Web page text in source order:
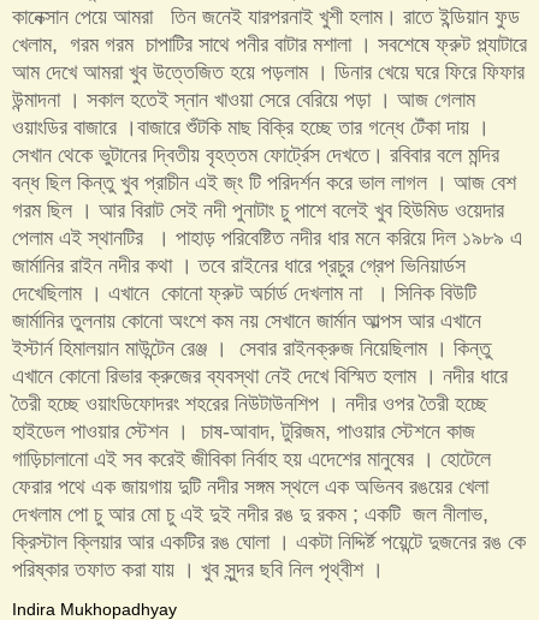
কানেক্সান পেয়ে আমরা তিন জনেই যারপরনাই খুশী হলাম। রাতে ইন্ডিয়ান ফুড
খেলাম, গরম গরম চাপাটির সাথে পনীর বাটার মশালা । সবশেষে ফ্রুট প্ল্যাটারে
আম দেখে আমরা খুব উত্তেজিত হয়ে পড়লাম । ডিনার খেয়ে ঘরে ফিরে ফিফার
উন্মাদনা । সকাল হতেই স্নান খাওয়া সেরে বেরিয়ে পড়া । আজ গেলাম
ওয়াংডির বাজারে ।বাজারে শুঁটকি মাছ বিক্রি হচ্ছে তার গন্ধে টেঁকা দায় ।
সেখান থেকে ভুটানের দ্বিতীয় বৃহত্তম ফোর্ট্রেস দেখতে। রবিবার বলে মন্দির
বন্ধ ছিল কিন্তু খুব প্রাচীন এই জ্ং টি পরিদর্শন করে ভাল লাগল । আজ বেশ
গরম ছিল । আর বিরাট সেই নদী পুনাটাং চু পাশে বলেই খুব হিউমিড ওয়েদার
পেলাম এই স্থানটির । পাহাড় পরিবেষ্টিত নদীর ধার মনে করিয়ে দিল ১৯৮৯ এ
জার্মানির রাইন নদীর কথা । তবে রাইনের ধারে প্রচুর গ্রেপ ভিনিয়ার্ডস
দেখেছিলাম । এখানে কোনো ফ্রুট অর্চার্ড দেখলাম না । সিনিক বিউটি
জার্মানির তুলনায় কোনো অংশে কম নয় সেখানে জার্মান আল্পস আর এখানে
ইস্টার্ন হিমালয়ান মাউন্টেন রেঞ্জ । সেবার রাইনক্রুজ নিয়েছিলাম । কিন্তু
এখানে কোনো রিভার ক্রুজের ব্যবস্থা নেই দেখে বিস্মিত হলাম । নদীর ধারে
তৈরী হচ্ছে ওয়াংডিফোদরং শহরের নিউটাউনশিপ । নদীর ওপর তৈরী হচ্ছে
হাইডেল পাওয়ার স্টেশন । চাষ-আবাদ, টুরিজম, পাওয়ার স্টেশনে কাজ
গাড়িচালানো এই সব করেই জীবিকা নির্বাহ হয় এদেশের মানুষের । হোটেলে
ফেরার পথে এক জায়গায় দুটি নদীর সঙ্গম স্থলে এক অভিনব রঙয়ের খেলা
দেখলাম পো চু আর মো চু এই দুই নদীর রঙ দু রকম ; একটি জল নীলাভ,
ক্রিস্টাল ক্লিয়ার আর একটির রঙ ঘোলা । একটা নিদ্দির্ষ্ট পয়েন্টে দুজনের রঙ কে
পরিষ্কার তফাত করা যায় । খুব সুন্দর ছবি নিল পৃথ্বীশ ।
Indira Mukhopadhyay